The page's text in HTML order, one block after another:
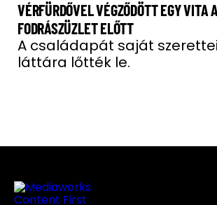
VÉRFÜRDŐVEL VÉGZŐDÖTT EGY VITA A
FODRÁSZÜZLET ELŐTT
A családapát saját
láttára lőtték le.